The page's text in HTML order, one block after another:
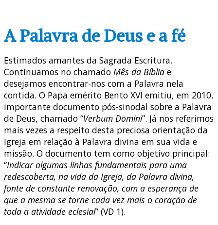
A Palavra de Deus e a fé
Estimados amantes da Sagrada Escritura.
Continuamos no chamado Mês da Bíblia e
desejamos encontrar-nos com a Palavra nela
contida. O Papa emérito Bento XVI emitiu, em 2010,
importante documento pós-sinodal sobre a Palavra
de Deus, chamado “Verbum Domini”. Já nos referimos
mais vezes a respeito desta preciosa orientação da
Igreja em relação à Palavra divina em sua vida e
missão. O documento tem como objetivo principal:
“Indicar algumas linhas fundamentais para uma
redescoberta, na vida da Igreja, da Palavra divina,
fonte de constante renovação, com a esperança de
que a mesma se torne cada vez mais o coração de
toda a atividade eclesial” (VD 1).